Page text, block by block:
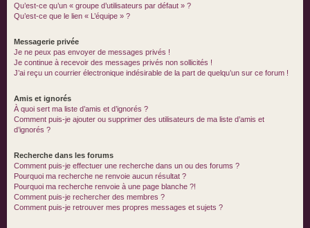
Qu’est-ce qu’un « groupe d’utilisateurs par défaut » ?
Qu’est-ce que le lien « L’équipe » ?
Messagerie privée
Je ne peux pas envoyer de messages privés !
Je continue à recevoir des messages privés non sollicités !
J’ai reçu un courrier électronique indésirable de la part de quelqu’un sur ce forum !
Amis et ignorés
À quoi sert ma liste d’amis et d’ignorés ?
Comment puis-je ajouter ou supprimer des utilisateurs de ma liste d’amis et
d’ignorés ?
Recherche dans les forums
Comment puis-je effectuer une recherche dans un ou des forums ?
Pourquoi ma recherche ne renvoie aucun résultat ?
Pourquoi ma recherche renvoie à une page blanche ?!
Comment puis-je rechercher des membres ?
Comment puis-je retrouver mes propres messages et sujets ?